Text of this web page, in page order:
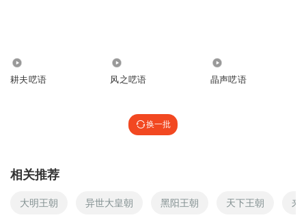
耕夫呓语 风之呓语 晶声呓语
换一批
相关推荐
大明王朝 异世大皇朝 黑阳王朝 天下王朝 来